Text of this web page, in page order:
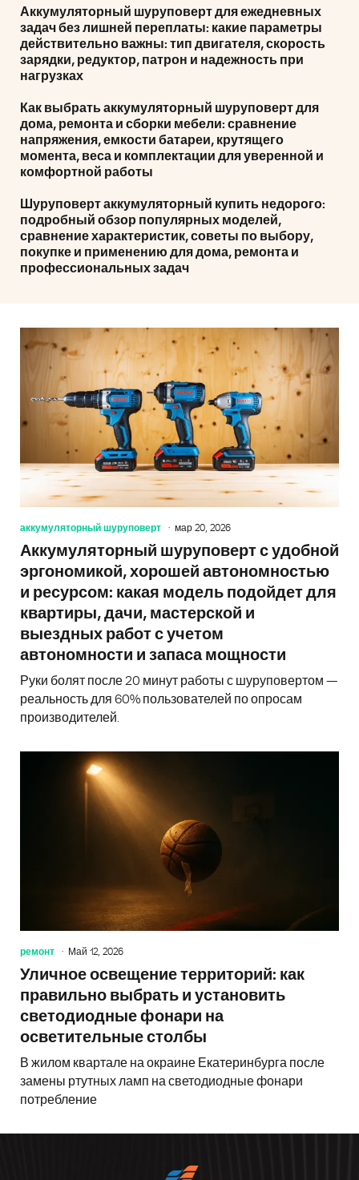
Аккумуляторный шуруповерт для ежедневных
задач без лишней переплаты: какие параметры
действительно важны: тип двигателя, скорость
зарядки, редуктор, патрон и надежность при
нагрузках
Как выбрать аккумуляторный шуруповерт для
дома, ремонта и сборки мебели: сравнение
напряжения, емкости батареи, крутящего
момента, веса и комплектации для уверенной и
комфортной работы
Шуруповерт аккумуляторный купить недорого:
подробный обзор популярных моделей,
сравнение характеристик, советы по выбору,
покупке и применению для дома, ремонта и
профессиональных задач
аккумуляторный шуруповерт мар 20, 2026
Аккумуляторный шуруповерт с удобной
эргономикой, хорошей автономностью
и ресурсом: какая модель подойдет для
квартиры, дачи, мастерской и
выездных работ с учетом
автономности и запаса мощности
Руки болят после 20 минут работы с шуруповертом —
реальность для 60% пользователей по опросам
производителей.
ремонт Май 12, 2026
Уличное освещение территорий: как
правильно выбрать и установить
светодиодные фонари на
осветительные столбы
В жилом квартале на окраине Екатеринбурга после
замены ртутных ламп на светодиодные фонари
потребление